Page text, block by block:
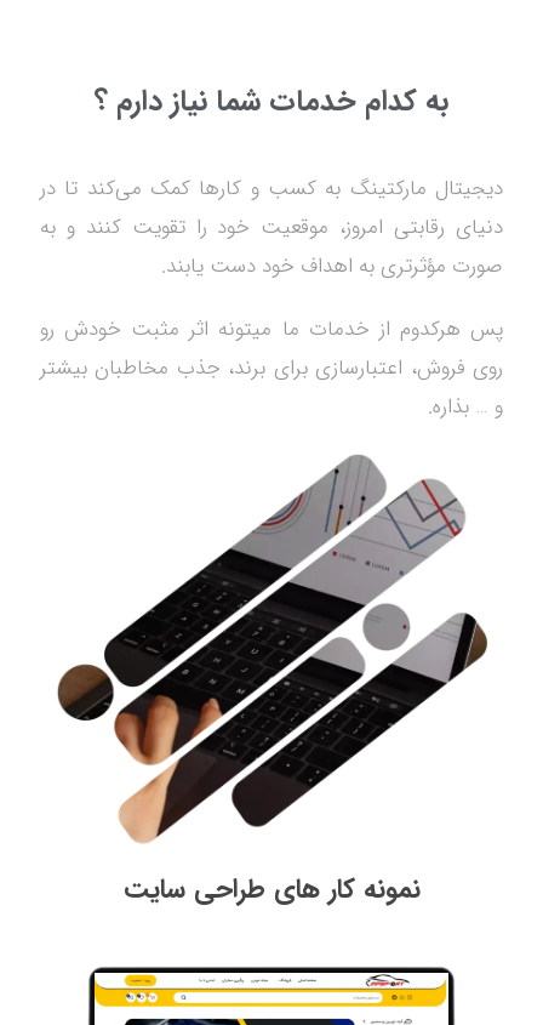
به کدام خدمات شما نیاز دارم ؟
دیجیتال مارکتینگ به کسب و کارها کمک می‌کند تا در
دنیای رقابتی امروز، موقعیت خود را تقویت کنند و به
صورت مؤثرتری به اهداف خود دست یابند.
پس هرکدوم از خدمات ما میتونه اثر مثبت خودش رو
روی فروش، اعتبارسازی برای برند، جذب مخاطبان بیشتر
و … بذاره.
نمونه کار های طراحی سایت